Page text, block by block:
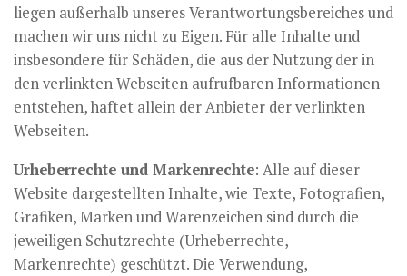
liegen außerhalb unseres Verantwortungsbereiches und
machen wir uns nicht zu Eigen. Für alle Inhalte und
insbesondere für Schäden, die aus der Nutzung der in
den verlinkten Webseiten aufrufbaren Informationen
entstehen, haftet allein der Anbieter der verlinkten
Webseiten.
Urheberrechte und Markenrechte: Alle auf dieser
Website dargestellten Inhalte, wie Texte, Fotografien,
Grafiken, Marken und Warenzeichen sind durch die
jeweiligen Schutzrechte (Urheberrechte,
Markenrechte) geschützt. Die Verwendung,